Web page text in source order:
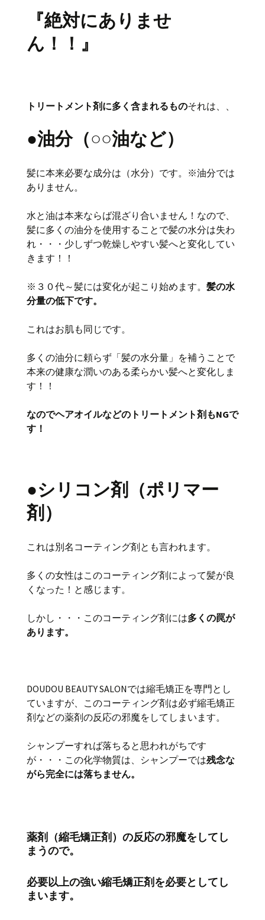
『絶対にありませ
ん！！』
トリートメント剤に多く含まれるものそれは、、
●油分（○○油など）
髪に本来必要な成分は（水分）です。※油分では
ありません。
水と油は本来ならば混ざり合いません！なので、
髪に多くの油分を使用することで髪の水分は失わ
れ・・・少しずつ乾燥しやすい髪へと変化してい
きます！！
※３０代～髪には変化が起こり始めます。 髪の水
分量の低下です。
これはお肌も同じです。
多くの油分に頼らず「髪の水分量」を補うことで
本来の健康な潤いのある柔らかい髪へと変化しま
す！！
なのでヘアオイルなどのトリートメント剤もNGで
す！
●シリコン剤（ポリマー
剤）
これは別名コーティング剤とも言われます。
多くの女性はこのコーティング剤によって髪が良
くなった！と感じます。
しかし・・・このコーティング剤には多くの罠が
あります。
DOUDOU BEAUTY SALONでは縮毛矯正を専門とし
ていますが、このコーティング剤は必ず縮毛矯正
剤などの薬剤の反応の邪魔をしてしまいます。
シャンプーすれば落ちると思われがちです
が・・・この化学物質は、シャンプーでは残念な
がら完全には落ちません。
薬剤（縮毛矯正剤）の反応の邪魔をしてし
まうので。
必要以上の強い縮毛矯正剤を必要としてし
まいます。